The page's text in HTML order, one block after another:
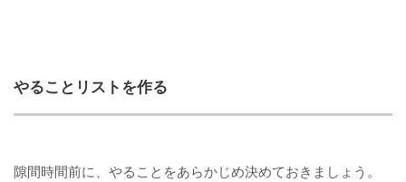
やることリストを作る
隙間時間前に、やることをあらかじめ決めておきましょう。